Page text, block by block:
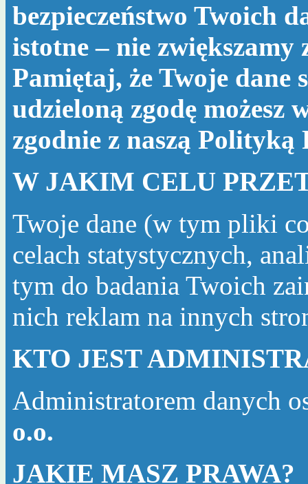
bezpieczeństwo Twoich
istotne – nie
Pamiętaj, że Twoje dane
udzieloną zgodę możesz
zgodnie z naszą Polityką
W JAKIM CELU
Twoje dane (w tym pliki
celach statystycznych,
tym do badania Twoich
nich reklam na innych
KTO JEST
Administratorem danych
o.o.
JAKIE MASZ PRAWA?